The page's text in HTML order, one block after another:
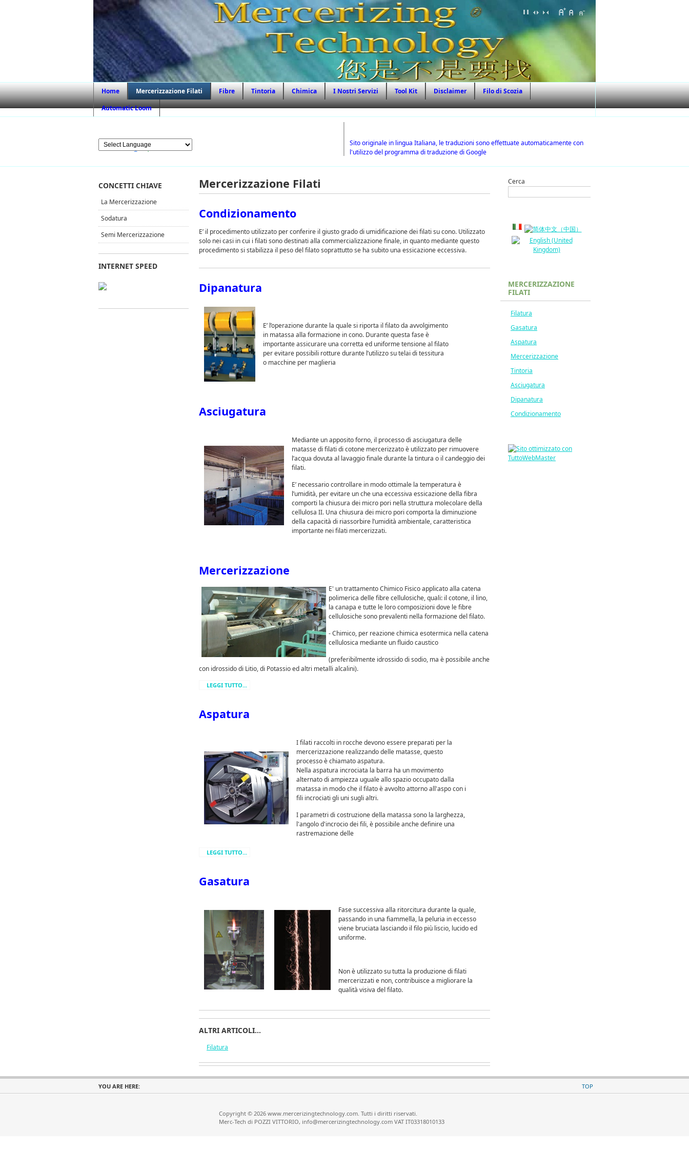
Home Mercerizzazione Filati Fibre Tintoria Chimica I Nostri Servizi Tool Kit Disclaimer
Filo di Scozia
Automatic Loom
Sito originale in lingua Italiana, le traduzioni sono effettuate automaticamente con
l'utilizzo del programma di traduzione di Google
Mercerizzazione Filati
Condizionamento
E’ il procedimento utilizzato per conferire il giusto grado di umidificazione dei filati su cono. Utilizzato
solo nei casi in cui i filati sono destinati alla commercializzazione finale, in quanto mediante questo
procedimento si stabilizza il peso del filato soprattutto se ha subito una essicazione eccessiva.
Dipanatura
E’ l’operazione durante la quale si riporta il filato da avvolgimento
in matassa alla formazione in cono. Durante questa fase è
importante assicurare una corretta ed uniforme tensione al filato
per evitare possibili rotture durante l’utilizzo su telai di tessitura
o macchine per maglieria
Asciugatura
Mediante un apposito forno, il processo di asciugatura delle
matasse di filati di cotone mercerizzato è utilizzato per rimuovere
l’acqua dovuta al lavaggio finale durante la tintura o il candeggio dei
filati.
E’ necessario controllare in modo ottimale la temperatura è
l’umidità, per evitare un che una eccessiva essicazione della fibra
comporti la chiusura dei micro pori nella struttura molecolare della
cellulosa II. Una chiusura dei micro pori comporta la diminuzione
della capacità di riassorbire l’umidità ambientale, caratteristica
importante nei filati mercerizzati.
Mercerizzazione
E' un trattamento Chimico Fisico applicato alla catena
polimerica delle fibre cellulosiche, quali: il cotone, il lino,
la canapa e tutte le loro composizioni dove le fibre
cellulosiche sono prevalenti nella formazione del filato.
- Chimico, per reazione chimica esotermica nella catena
cellulosica mediante un fluido caustico
(preferibilmente idrossido di sodio, ma è possibile anche
con idrossido di Litio, di Potassio ed altri metalli alcalini).
LEGGI TUTTO...
Aspatura
I filati raccolti in rocche devono essere preparati per la
mercerizzazione realizzando delle matasse, questo
processo è chiamato aspatura.
Nella aspatura incrociata la barra ha un movimento
alternato di ampiezza uguale allo spazio occupato dalla
matassa in modo che il filato è avvolto attorno all'aspo con i
fili incrociati gli uni sugli altri.
I parametri di costruzione della matassa sono la larghezza,
l'angolo d'incrocio dei fili, è possibile anche definire una
rastremazione delle
LEGGI TUTTO...
Gasatura
Fase successiva alla ritorcitura durante la quale,
passando in una fiammella, la peluria in eccesso
viene bruciata lasciando il filo più liscio, lucido ed
uniforme.
Non è utilizzato su tutta la produzione di filati
mercerizzati e non, contribuisce a migliorare la
qualità visiva del filato.
ALTRI ARTICOLI...
Filatura
CONCETTI CHIAVE
La Mercerizzazione
Sodatura
Semi Mercerizzazione
INTERNET SPEED
Cerca
MERCERIZZAZIONE
FILATI
Filatura
Gasatura
Aspatura
Mercerizzazione
Tintoria
Asciugatura
Dipanatura
Condizionamento
YOU ARE HERE: TOP
Copyright © 2026 www.mercerizingtechnology.com. Tutti i diritti riservati.
Merc-Tech di POZZI VITTORIO, info@mercerizingtechnology.com VAT IT03318010133